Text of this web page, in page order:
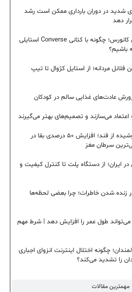
مهمترین مقالات
شدید در دوران بارداری ممکن است رشد
دهد
راهنمای ست کردن کفش کانورس؛ چگونه با کتانی Converse استایلی
مردانه؛ از استایل کژوال تا تیپ
اعتماد می‌سازند و تصمیم‌های بهتر می‌گیرند
درمان نوین با نانوذرات پوشیده از قند؛ افزایش ۵۰ درصدی بقا در
سرطان مغز
ایران؛ از دستگاه پلت تا کنترل کیفیت و
زنده شدن خاطرات؛ چرا بعضی لحظه‌ها
می‌تواند طول عمر را افزایش دهد | شرط مهم
چگونه اختلال اینترنت انزوای اجباری
را تشدید می‌کند؟